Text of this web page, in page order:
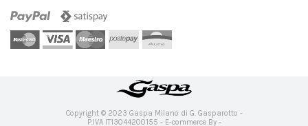
Copyright © 2023 Gaspa Milano di G. Gasparotto -
P.IVA IT13044200155 - E-commerce By-